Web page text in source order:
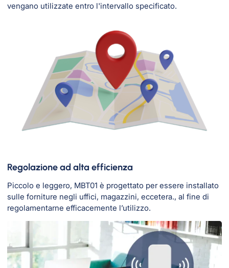
vengano utilizzate entro l'intervallo specificato.
Regolazione ad alta efficienza
Piccolo e leggero, MBT01 è progettato per essere installato
sulle forniture negli uffici, magazzini, eccetera., al fine di
regolamentarne efficacemente l’utilizzo.